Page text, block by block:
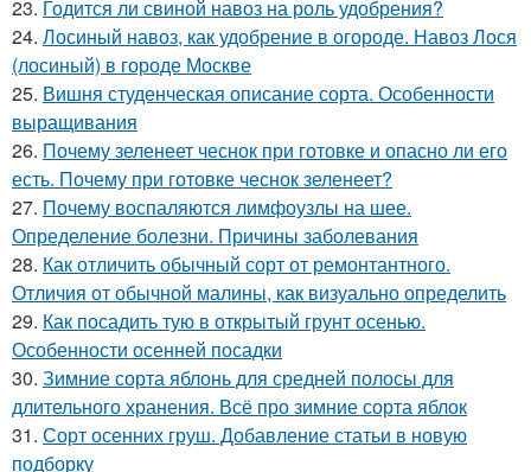
23. Годится ли свиной навоз на роль удобрения?
24. Лосиный навоз, как удобрение в огороде. Навоз Лося
(лосиный) в городе Москве
25. Вишня студенческая описание сорта. Особенности
выращивания
26. Почему зеленеет чеснок при готовке и опасно ли его
есть. Почему при готовке чеснок зеленеет?
27. Почему воспаляются лимфоузлы на шее.
Определение болезни. Причины заболевания
28. Как отличить обычный сорт от ремонтантного.
Отличия от обычной малины, как визуально определить
29. Как посадить тую в открытый грунт осенью.
Особенности осенней посадки
30. Зимние сорта яблонь для средней полосы для
длительного хранения. Всё про зимние сорта яблок
31. Сорт осенних груш. Добавление статьи в новую
подборку